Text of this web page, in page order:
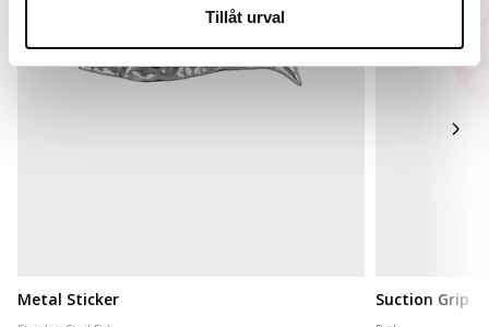
Tillåt urval
Metal Sticker Suction Grip